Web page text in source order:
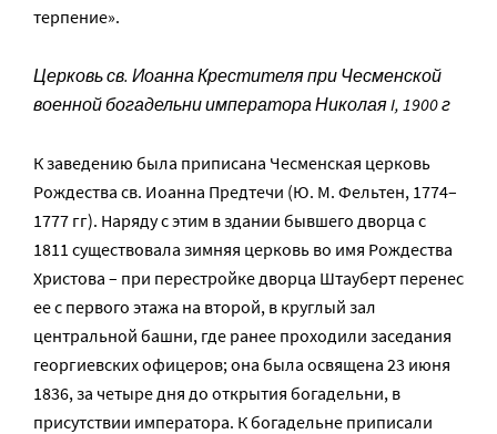
терпение».
Церковь св. Иоанна Крестителя при Чесменской
военной богадельни императора Николая I, 1900 г
К заведению была приписана Чесменская церковь
Рождества св. Иоанна Предтечи (Ю. М. Фельтен, 1774–
1777 гг). Наряду с этим в здании бывшего дворца с
1811 существовала зимняя церковь во имя Рождества
Христова – при перестройке дворца Штауберт перенес
ее с первого этажа на второй, в круглый зал
центральной башни, где ранее проходили заседания
георгиевских офицеров; она была освящена 23 июня
1836, за четыре дня до открытия богадельни, в
присутствии императора. К богадельне приписали